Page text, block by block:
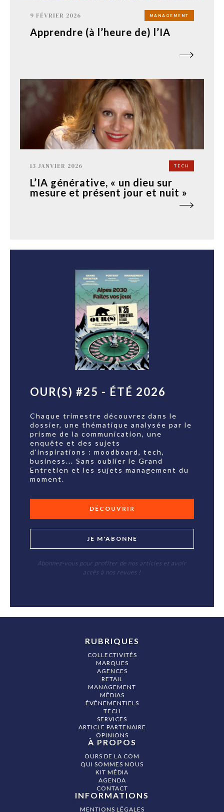
9 FÉVRIER 2026 MANAGEMENT
Apprendre (à l’heure de) l’IA
13 JANVIER 2026 TECH
L’IA générative, « un dieu sur
mesure et présent jour et nuit »
OUR(S) #25 - ÉTÉ 2026
Chaque trimestre découvrez dans le
dossier, une thématique analysée par le
prisme de la communication, une
enquête et des sujets
d'inspirations : moodboard, tech,
business... Sans oublier le Grand
Entretien et les sujets management du
moment.
DÉCOUVRIR
JE M'ABONNE
Abonnez-vous pour profiter de nos articles et avoir
accès à nos revues !
RUBRIQUES
COLLECTIVITÉS
MARQUES
AGENCES
RETAIL
MANAGEMENT
MÉDIAS
ÉVÉNEMENTIELS
TECH
SERVICES
ARTICLE PARTENAIRE
OPINIONS
À PROPOS
OURS DE LA COM
QUI SOMMES NOUS
KIT MÉDIA
AGENDA
CONTACT
INFORMATIONS
MENTIONS LÉGALES